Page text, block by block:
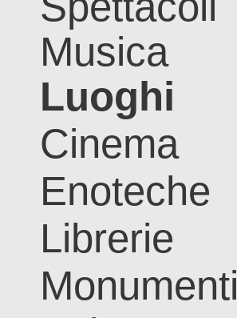
Musica
Luoghi
Cinema
Enoteche
Librerie
Monumenti